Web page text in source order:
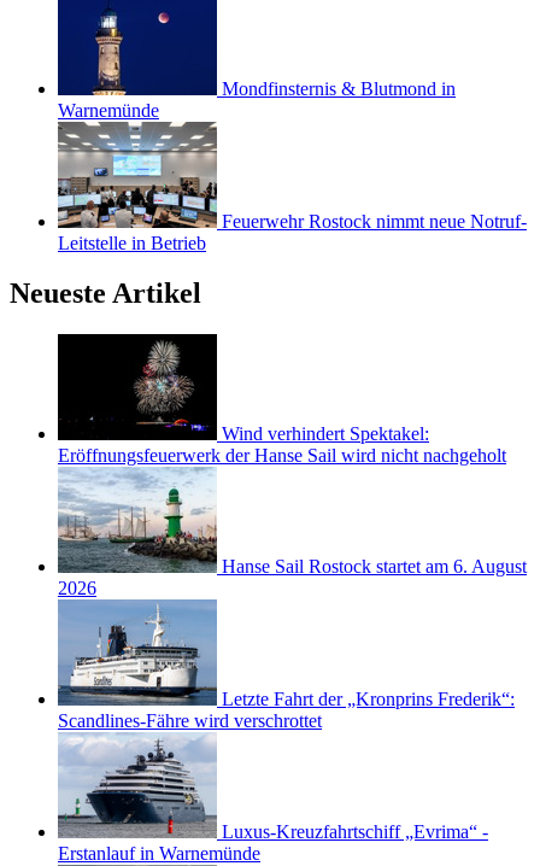
Mondfinsternis & Blutmond in
Warnemünde
Feuerwehr Rostock nimmt neue Notruf-
Leitstelle in Betrieb
Neueste Artikel
Wind verhindert Spektakel:
Eröffnungsfeuerwerk der Hanse Sail wird nicht nachgeholt
Hanse Sail Rostock startet am 6. August
2026
Letzte Fahrt der „Kronprins Frederik“:
Scandlines-Fähre wird verschrottet
Luxus-Kreuzfahrtschiff „Evrima“ -
Erstanlauf in Warnemünde